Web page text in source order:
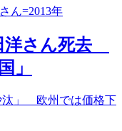
洋さん死去
」
汰」 欧州では価格下